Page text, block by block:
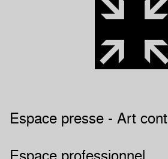
Espace presse - Art